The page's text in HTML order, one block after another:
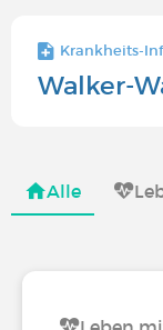
Krankheits-
Walker-
Alle